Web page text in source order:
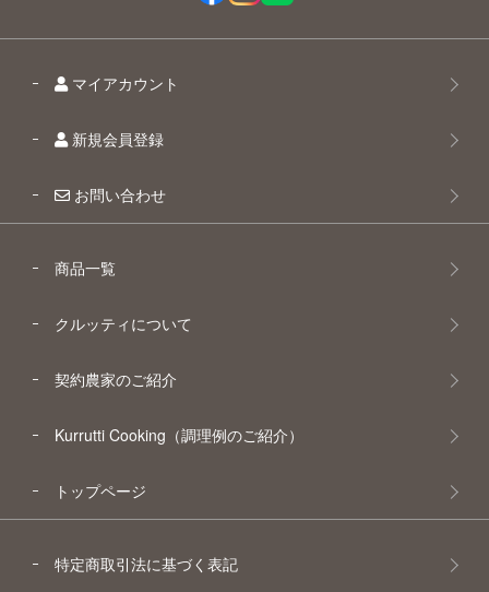
マイアカウント
新規会員登録
お問い合わせ
商品一覧
クルッティについて
契約農家のご紹介
Kurrutti Cooking（調理例のご紹介）
トップページ
特定商取引法に基づく表記